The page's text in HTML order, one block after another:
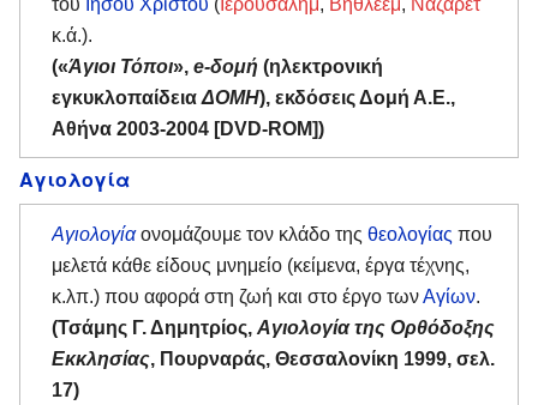
κ.ά.).
(«Άγιοι Τόποι», e-δομή (ηλεκτρονική
εγκυκλοπαίδειαΔΟΜΗ), εκδόσεις Δομή Α.Ε.,
Αθήνα 2003-2004 [DVD-ROM])
Αγιολογία
Αγιολογίαονομάζουμε τον κλάδο της θεολογίας που
μελετά κάθε είδους μνημείο (κείμενα, έργα τέχνης,
κ.λπ.) που αφορά στη ζωή και στο έργο τωνΑγίων.
(Τσάμης Γ. Δημητρίος, Αγιολογία της Ορθόδοξης
Εκκλησίας, Πουρναράς, Θεσσαλονίκη 1999, σελ.
17)